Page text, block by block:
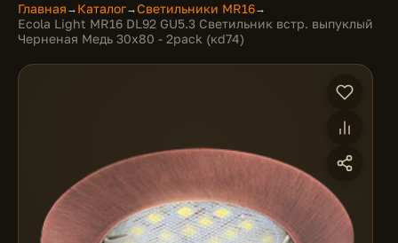
Главная → Каталог→Светильники MR16→
Ecola Light MR16 DL92 GU5.3 Светильник встр. выпуклый
Черненая Медь 30x80 - 2pack (кd74)